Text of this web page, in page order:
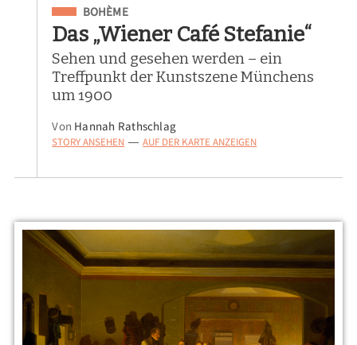
Eingeordnet unter
BOHÈME
Das „Wiener Café Stefanie“
Sehen und gesehen werden – ein
Treffpunkt der Kunstszene Münchens
um 1900
Von Hannah Rathschlag
STORY ANSEHEN — AUF DER KARTE ANZEIGEN